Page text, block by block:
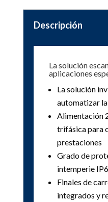
Descripción
La solución
aplicaciones
La solución
automatizar
Alimentación
trifásica para
prestaciones
Grado de
intemperie
Finales de
integrados y